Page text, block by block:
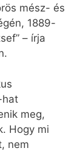
mész- és
1889-
– írja
hat
meg,
Hogy mi
nem